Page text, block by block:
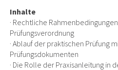
Inhalte
· Rechtliche
Prüfungsverordnung
· Ablauf der praktischen Prüfung
Prüfungsdokumenten
· Die Rolle der Praxisanleitung in